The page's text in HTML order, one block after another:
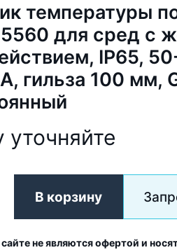
температуры
для сред с
IP65,
гильза 100 мм,
уточняйте
В корзину
не являются офертой и